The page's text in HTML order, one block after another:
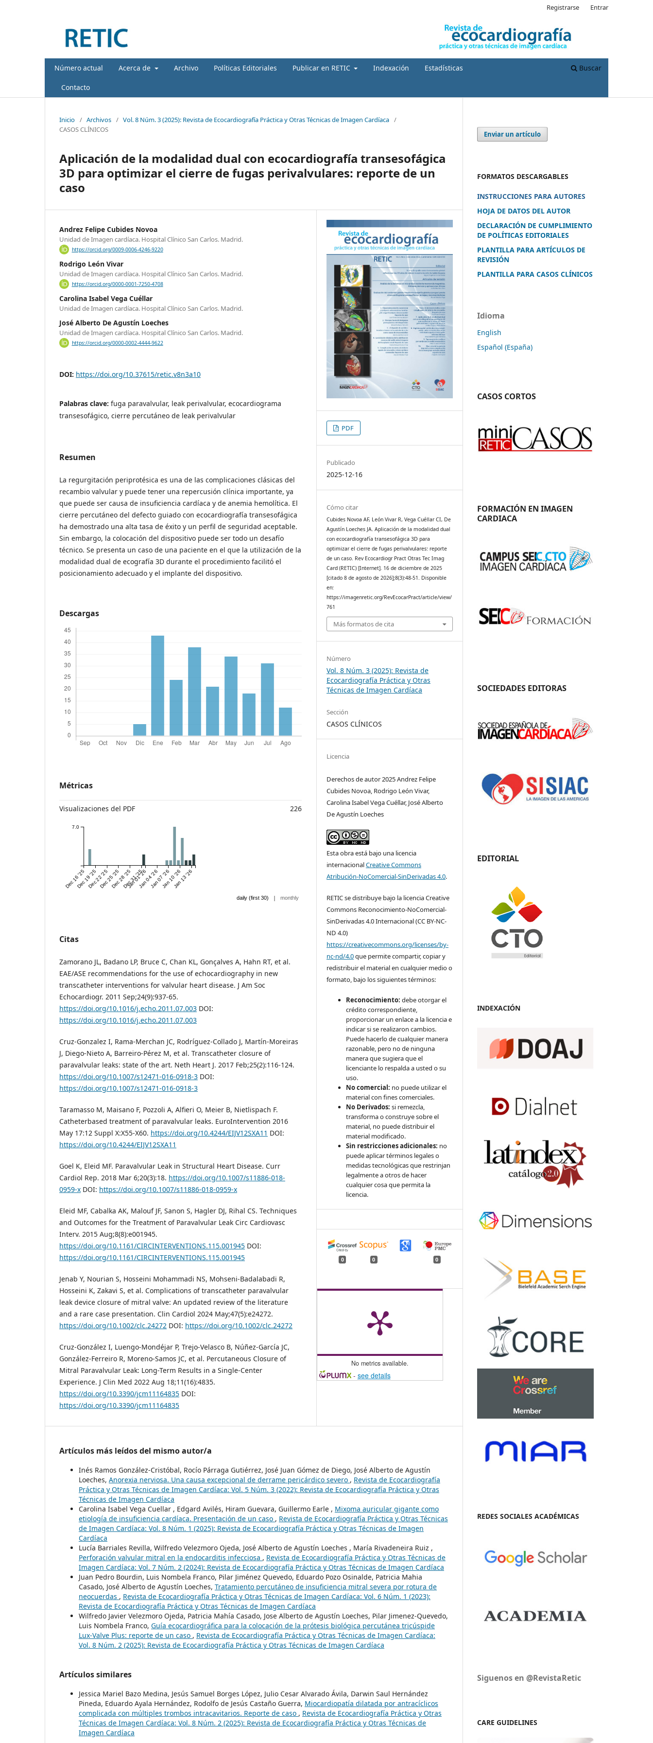
Número actual Acerca de Archivo Políticas Editoriales Publicar en RETIC Indexación Estadísticas
Contacto
Buscar
Registrarse Entrar
Inicio / Archivos / Vol. 8 Núm. 3 (2025): Revista de Ecocardiografía Práctica y Otras Técnicas de Imagen Cardíaca /
CASOS CLÍNICOS
Aplicación de la modalidad dual con ecocardiografía transesofágica
3D para optimizar el cierre de fugas perivalvulares: reporte de un
caso
Andrez Felipe Cubides Novoa
Unidad de Imagen cardíaca. Hospital Clínico San Carlos. Madrid.
https://orcid.org/0009-0006-4246-9220
Rodrigo León Vivar
Unidad de Imagen cardíaca. Hospital Clínico San Carlos. Madrid.
https://orcid.org/0000-0001-7250-4708
Carolina Isabel Vega Cuéllar
Unidad de Imagen cardíaca. Hospital Clínico San Carlos. Madrid.
José Alberto De Agustín Loeches
Unidad de Imagen cardíaca. Hospital Clínico San Carlos. Madrid.
https://orcid.org/0000-0002-4444-9622
DOI: https://doi.org/10.37615/retic.v8n3a10
Palabras clave: fuga paravalvular, leak perivalvular, ecocardiograma
transesofágico, cierre percutáneo de leak perivalvular
Resumen
La regurgitación periprotésica es una de las complicaciones clásicas del
recambio valvular y puede tener una repercusión clínica importante, ya
que puede ser causa de insuficiencia cardíaca y de anemia hemolítica. El
cierre percutáneo del defecto guiado con ecocardiografía transesofágica
ha demostrado una alta tasa de éxito y un perfil de seguridad aceptable.
Sin embargo, la colocación del dispositivo puede ser todo un desafío
técnico. Se presenta un caso de una paciente en el que la utilización de la
modalidad dual de ecografía 3D durante el procedimiento facilitó el
posicionamiento adecuado y el implante del dispositivo.
Descargas
Métricas
Visualizaciones del PDF 226
Dec 16 '25Dec 19 '25Dec 22 '25Dec 25 '25Dec 28 '25Dec 31 '25
Jan 01 '26Jan 04 '26Jan 07 '26Jan 10 '26Jan 13 '26
7.0
daily (first 30) | monthly
Citas
Zamorano JL, Badano LP, Bruce C, Chan KL, Gonçalves A, Hahn RT, et al.
EAE/ASE recommendations for the use of echocardiography in new
transcatheter interventions for valvular heart disease. J Am Soc
Echocardiogr. 2011 Sep;24(9):937-65.
https://doi.org/10.1016/j.echo.2011.07.003 DOI:
https://doi.org/10.1016/j.echo.2011.07.003
Cruz-Gonzalez I, Rama-Merchan JC, Rodríguez-Collado J, Martín-Moreiras
J, Diego-Nieto A, Barreiro-Pérez M, et al. Transcatheter closure of
paravalvular leaks: state of the art. Neth Heart J. 2017 Feb;25(2):116-124.
https://doi.org/10.1007/s12471-016-0918-3 DOI:
https://doi.org/10.1007/s12471-016-0918-3
Taramasso M, Maisano F, Pozzoli A, Alfieri O, Meier B, Nietlispach F.
Catheterbased treatment of paravalvular leaks. EuroIntervention 2016
May 17:12 Suppl X:X55-X60. https://doi.org/10.4244/EIJV12SXA11 DOI:
https://doi.org/10.4244/EIJV12SXA11
Goel K, Eleid MF. Paravalvular Leak in Structural Heart Disease. Curr
Cardiol Rep. 2018 Mar 6;20(3):18. https://doi.org/10.1007/s11886-018-
0959-x DOI: https://doi.org/10.1007/s11886-018-0959-x
Eleid MF, Cabalka AK, Malouf JF, Sanon S, Hagler DJ, Rihal CS. Techniques
and Outcomes for the Treatment of Paravalvular Leak Circ Cardiovasc
Interv. 2015 Aug;8(8):e001945.
https://doi.org/10.1161/CIRCINTERVENTIONS.115.001945 DOI:
https://doi.org/10.1161/CIRCINTERVENTIONS.115.001945
Jenab Y, Nourian S, Hosseini Mohammadi NS, Mohseni-Badalabadi R,
Hosseini K, Zakavi S, et al. Complications of transcatheter paravalvular
leak device closure of mitral valve: An updated review of the literature
and a rare case presentation. Clin Cardiol 2024 May;47(5):e24272.
https://doi.org/10.1002/clc.24272 DOI: https://doi.org/10.1002/clc.24272
Cruz-González I, Luengo-Mondéjar P, Trejo-Velasco B, Núñez-García JC,
González-Ferreiro R, Moreno-Samos JC, et al. Percutaneous Closure of
Mitral Paravalvular Leak: Long-Term Results in a Single-Center
Experience. J Clin Med 2022 Aug 18;11(16):4835.
https://doi.org/10.3390/jcm11164835 DOI:
https://doi.org/10.3390/jcm11164835
PDF
Publicado
2025-12-16
Cómo citar
Cubides Novoa AF, León Vivar R, Vega Cuéllar CI, De
Agustín Loeches JA. Aplicación de la modalidad dual
con ecocardiografía transesofágica 3D para
optimizar el cierre de fugas perivalvulares: reporte
de un caso. Rev Ecocardiogr Pract Otras Tec Imag
Card (RETIC) [Internet]. 16 de diciembre de 2025
[citado 8 de agosto de 2026];8(3):48-51. Disponible
en:
https://imagenretic.org/RevEcocarPract/article/view/
761
Más formatos de cita
Número
Vol. 8 Núm. 3 (2025): Revista de
Ecocardiografía Práctica y Otras
Técnicas de Imagen Cardíaca
Sección
CASOS CLÍNICOS
Licencia
Derechos de autor 2025 Andrez Felipe
Cubides Novoa, Rodrigo León Vivar,
Carolina Isabel Vega Cuéllar, José Alberto
De Agustín Loeches
Esta obra está bajo una licencia
internacionalCreative Commons
Atribución-NoComercial-SinDerivadas 4.0.
RETIC se distribuye bajo la licencia Creative
Commons Reconocimiento-NoComercial-
SinDerivadas 4.0 Internacional (CC BY-NC-
ND 4.0)
https://creativecommons.org/licenses/by-
nc-nd/4.0que permite compartir, copiar y
redistribuir el material en cualquier medio o
formato, bajo los siguientes términos:
Reconocimiento: debe otorgar el
crédito correspondiente,
proporcionar un enlace a la licencia e
indicar si se realizaron cambios.
Puede hacerlo de cualquier manera
razonable, pero no de ninguna
manera que sugiera que el
licenciante lo respalda a usted o su
uso.
No comercial: no puede utilizar el
material con fines comerciales.
No Derivados: si remezcla,
transforma o construye sobre el
material, no puede distribuir el
material modificado.
Sin restricciones adicionales: no
puede aplicar términos legales o
medidas tecnológicas que restrinjan
legalmente a otros de hacer
cualquier cosa que permita la
licencia.
0 0 0
No metrics available.
- see details
Artículos más leídos del mismo autor/a
Inés Ramos González-Cristóbal, Rocío Párraga Gutiérrez, José Juan Gómez de Diego, José Alberto de Agustín
Loeches, Anorexia nerviosa. Una causa excepcional de derrame pericárdico severo , Revista de Ecocardiografía
Práctica y Otras Técnicas de Imagen Cardíaca: Vol. 5 Núm. 3 (2022): Revista de Ecocardiografía Práctica y Otras
Técnicas de Imagen Cardíaca
Carolina Isabel Vega Cuellar , Edgard Avilés, Hiram Guevara, Guillermo Earle , Mixoma auricular gigante como
etiología de insuficiencia cardíaca. Presentación de un caso , Revista de Ecocardiografía Práctica y Otras Técnicas
de Imagen Cardíaca: Vol. 8 Núm. 1 (2025): Revista de Ecocardiografía Práctica y Otras Técnicas de Imagen
Cardíaca
Lucía Barriales Revilla, Wilfredo Velezmoro Ojeda, José Alberto de Agustín Loeches , María Rivadeneira Ruiz ,
Perforación valvular mitral en la endocarditis infecciosa , Revista de Ecocardiografía Práctica y Otras Técnicas de
Imagen Cardíaca: Vol. 7 Núm. 2 (2024): Revista de Ecocardiografía Práctica y Otras Técnicas de Imagen Cardíaca
Juan Pedro Bourdin, Luis Nombela Franco, Pilar Jiménez Quevedo, Eduardo Pozo Osinalde, Patricia Mahia
Casado, José Alberto de Agustín Loeches, Tratamiento percutáneo de insuficiencia mitral severa por rotura de
neocuerdas , Revista de Ecocardiografía Práctica y Otras Técnicas de Imagen Cardíaca: Vol. 6 Núm. 1 (2023):
Revista de Ecocardiografía Práctica y Otras Técnicas de Imagen Cardíaca
Wilfredo Javier Velezmoro Ojeda, Patricia Mahía Casado, Jose Alberto de Agustín Loeches, Pilar Jimenez-Quevedo,
Luis Nombela Franco, Guía ecocardiográfica para la colocación de la prótesis biológica percutánea tricúspide
Lux-Valve Plus: reporte de un caso , Revista de Ecocardiografía Práctica y Otras Técnicas de Imagen Cardíaca:
Vol. 8 Núm. 2 (2025): Revista de Ecocardiografía Práctica y Otras Técnicas de Imagen Cardíaca
Artículos similares
Jessica Mariel Bazo Medina, Jesús Samuel Borges López, Julio Cesar Alvarado Ávila, Darwin Saul Hernández
Pineda, Eduardo Ayala Hernández, Rodolfo de Jesús Castaño Guerra, Miocardiopatía dilatada por antracíclicos
complicada con múltiples trombos intracavitarios. Reporte de caso , Revista de Ecocardiografía Práctica y Otras
Técnicas de Imagen Cardíaca: Vol. 8 Núm. 2 (2025): Revista de Ecocardiografía Práctica y Otras Técnicas de
Imagen Cardíaca
Enviar un artículo
FORMATOS DESCARGABLES
INSTRUCCIONES PARA AUTORES
HOJA DE DATOS DEL AUTOR
DECLARACIÓN DE CUMPLIMIENTO
DE POLÍTICAS EDITORIALES
PLANTILLA PARA ARTÍCULOS DE
REVISIÓN
PLANTILLA PARA CASOS CLÍNICOS
Idioma
English
Español (España)
CASOS CORTOS
FORMACIÓN EN IMAGEN
CARDIACA
SOCIEDADES EDITORAS
EDITORIAL
INDEXACIÓN
REDES SOCIALES ACADÉMICAS
Siguenos en @RevistaRetic
CARE GUIDELINES